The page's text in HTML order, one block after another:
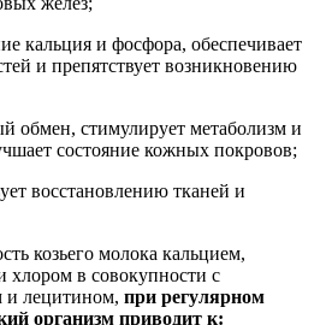
кальция и фосфора, обеспечивает
и препятствует возникновению
обмен, стимулирует метаболизм и
состояние кожных покровов;
восстановлению тканей и
козьего молока кальцием,
в совокупности с
и лецитином, при регулярном
организм приводит к: